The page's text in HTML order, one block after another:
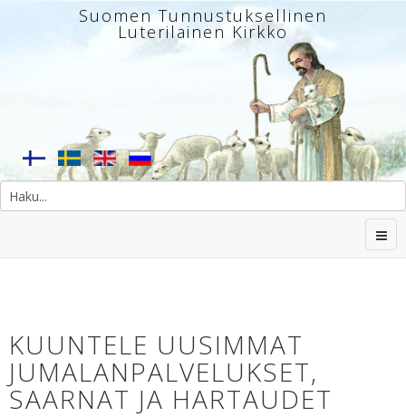
Suomen Tunnustuksellinen
Luterilainen Kirkko
KUUNTELE UUSIMMAT
JUMALANPALVELUKSET,
SAARNAT JA HARTAUDET